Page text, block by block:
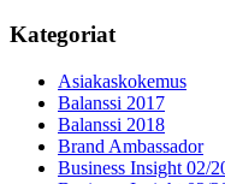
Kategoriat
Asiakaskokemus
Balanssi 2017
Balanssi 2018
Brand Ambassador
Business Insight 02/